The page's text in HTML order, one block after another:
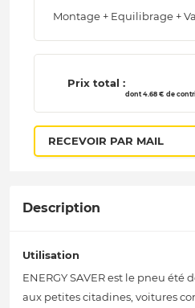
Montage + Equilibrage +
Prix total :
dont 4.68 € de
RECEVOIR PAR MAIL
Description
Utilisation
ENERGY SAVER est le pneu été
aux petites citadines, voitures